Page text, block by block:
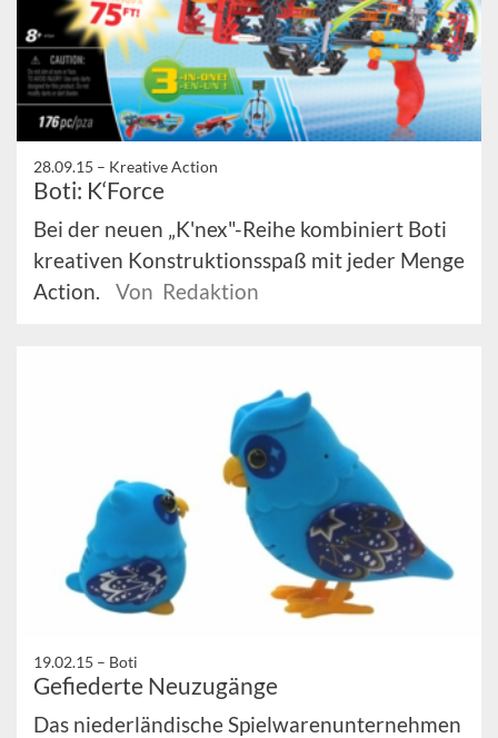
28.09.15 – Kreative Action
Boti: K‘Force
Bei der neuen „K'nex"-Reihe kombiniert Boti
kreativen Konstruktionsspaß mit jeder Menge
Action.
Von Redaktion
19.02.15 – Boti
Gefiederte Neuzugänge
Das niederländische Spielwarenunternehmen